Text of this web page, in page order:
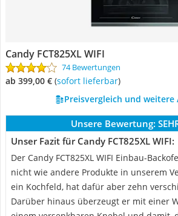
Candy FCT825XL WIFI
74 Bewertungen
ab 399,00 € ( Sofort lieferbar)
Preisvergleich und weitere
Unsere Bewertung:
Unser Fazit für Candy FCT825XL WIFI:
Der Candy FCT825XL WIFI Einbau-
nicht wie andere Produkte in unserem
ein Kochfeld, hat dafür aber zehn
Darüber hinaus überzeugt er mit einer